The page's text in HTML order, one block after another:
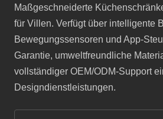
Maßgeschneiderte
für Villen. Verfügt über intelligente
Bewegungssensoren und App-
Garantie, umweltfreundliche
vollständiger OEM/ODM-Support
Designdienstleistungen.